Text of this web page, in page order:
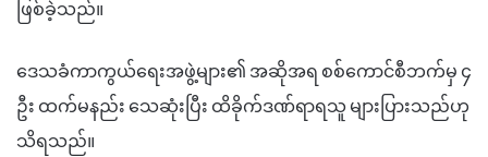
ဖြစ်ခဲ့သည်။
ဒေသခံကာကွယ်ရေးအဖွဲ့များ၏ အဆိုအရ စစ်ကောင်စီဘက်မှ ၄
ဦး ထက်မနည်း သေဆုံးပြီး ထိခိုက်ဒဏ်ရာရသူ များပြားသည်ဟု
သိရသည်။